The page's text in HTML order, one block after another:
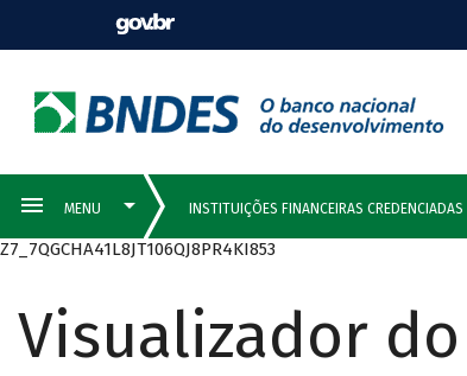
Z7_7QGCHA41L8JT106QJ8PR4KI853
Visualizador